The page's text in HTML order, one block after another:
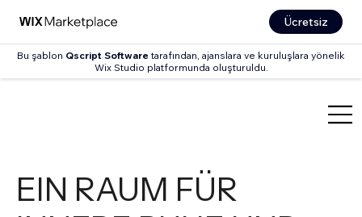
Ücretsiz
Bu şablon Qscript Software tarafından, ajanslara ve kuruluşlara yönelik
Wix Studio platformunda oluşturuldu.